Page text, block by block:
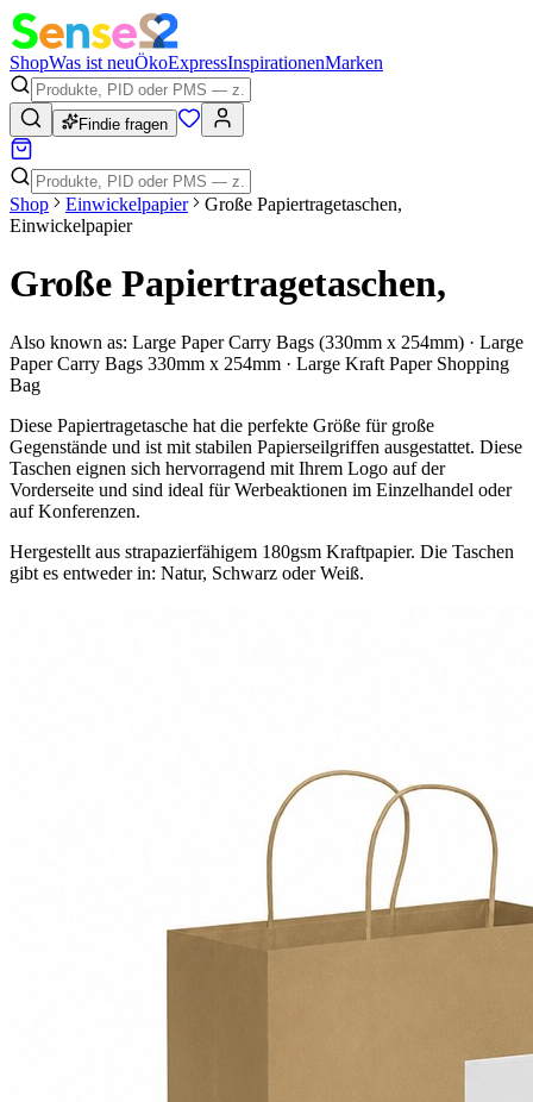
ShopWas ist neuÖkoExpressInspirationenMarken
Findie fragen
Shop Einwickelpapier
Große Papiertragetaschen,
Einwickelpapier
Große Papiertragetaschen,
Also known as: Large Paper Carry Bags (330mm x 254mm) · Large
Paper Carry Bags 330mm x 254mm · Large Kraft Paper Shopping
Bag
Diese Papiertragetasche hat die perfekte Größe für große
Gegenstände und ist mit stabilen Papierseilgriffen ausgestattet. Diese
Taschen eignen sich hervorragend mit Ihrem Logo auf der
Vorderseite und sind ideal für Werbeaktionen im Einzelhandel oder
auf Konferenzen.
Hergestellt aus strapazierfähigem 180gsm Kraftpapier. Die Taschen
gibt es entweder in: Natur, Schwarz oder Weiß.